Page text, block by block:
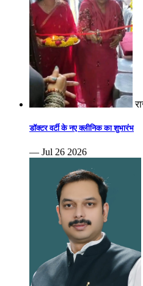
डॉक्टर वर्टी के नए क्लीनिक का शुभारंभ
— Jul 26 2026